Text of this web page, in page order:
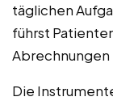
täglichen
führst
Die